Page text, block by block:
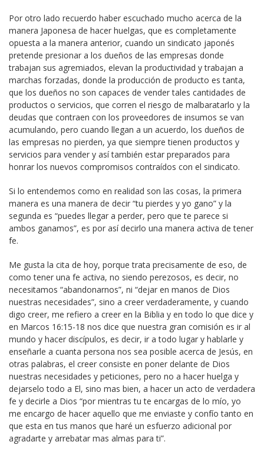
Por otro lado recuerdo haber escuchado mucho acerca de la
manera Japonesa de hacer huelgas, que es completamente
opuesta a la manera anterior, cuando un sindicato japonés
pretende presionar a los dueños de las empresas donde
trabajan sus agremiados, elevan la productividad y trabajan a
marchas forzadas, donde la producción de producto es tanta,
que los dueños no son capaces de vender tales cantidades de
productos o servicios, que corren el riesgo de malbaratarlo y la
deudas que contraen con los proveedores de insumos se van
acumulando, pero cuando llegan a un acuerdo, los dueños de
las empresas no pierden, ya que siempre tienen productos y
servicios para vender y así también estar preparados para
honrar los nuevos compromisos contraídos con el sindicato.
Si lo entendemos como en realidad son las cosas, la primera
manera es una manera de decir “tu pierdes y yo gano” y la
segunda es “puedes llegar a perder, pero que te parece si
ambos ganamos”, es por así decirlo una manera activa de tener
fe.
Me gusta la cita de hoy, porque trata precisamente de eso, de
como tener una fe activa, no siendo perezosos, es decir, no
necesitamos “abandonarnos”, ni “dejar en manos de Dios
nuestras necesidades”, sino a creer verdaderamente, y cuando
digo creer, me refiero a creer en la Biblia y en todo lo que dice y
en Marcos 16:15-18 nos dice que nuestra gran comisión es ir al
mundo y hacer discípulos, es decir, ir a todo lugar y hablarle y
enseñarle a cuanta persona nos sea posible acerca de Jesús, en
otras palabras, el creer consiste en poner delante de Dios
nuestras necesidades y peticiones, pero no a hacer huelga y
dejarselo todo a El, sino mas bien, a hacer un acto de verdadera
fe y decirle a Dios “por mientras tu te encargas de lo mío, yo
me encargo de hacer aquello que me enviaste y confío tanto en
que esta en tus manos que haré un esfuerzo adicional por
agradarte y arrebatar mas almas para ti”.